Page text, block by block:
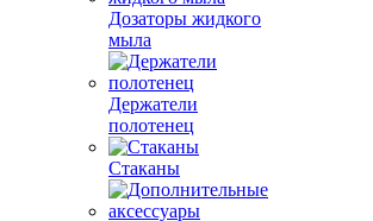
Дозаторы жидкого
мыла
Держатели
полотенец
Стаканы